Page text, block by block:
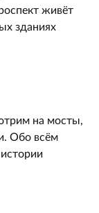
живёт
зданиях
на мосты,
Обо всём